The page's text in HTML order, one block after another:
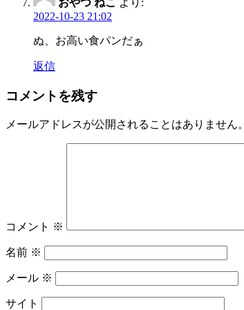
2022-10-23 21:02
ぬ、お高い食パンだぁ
返信
コメントを残す
メールアドレスが公開されることはありません。
コメント ※
名前 ※
メール ※
サイト